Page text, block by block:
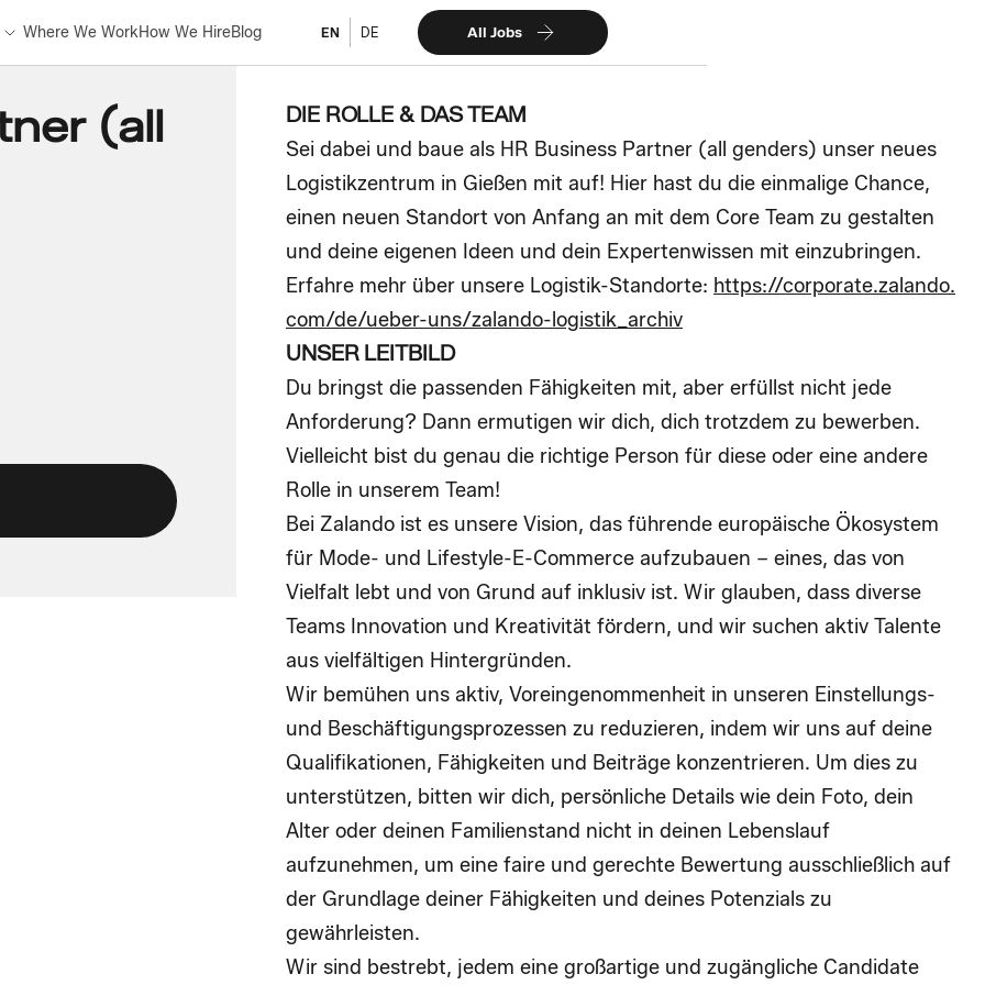
Where We WorkHow We HireBlog EN DE All Jobs
(all
DIE ROLLE & DAS TEAM
Sei dabei und baue als HR Business Partner (all genders) unser neues
Logistikzentrum in Gießen mit auf! Hier hast du die einmalige Chance,
einen neuen Standort von Anfang an mit dem Core Team zu gestalten
und deine eigenen Ideen und dein Expertenwissen mit einzubringen.
Erfahre mehr über unsere Logistik-Standorte: https://corporate.zalando.
com/de/ueber-uns/zalando-logistik_archiv
UNSER LEITBILD
Du bringst die passenden Fähigkeiten mit, aber erfüllst nicht jede
Anforderung? Dann ermutigen wir dich, dich trotzdem zu bewerben.
Vielleicht bist du genau die richtige Person für diese oder eine andere
Rolle in unserem Team!
Bei Zalando ist es unsere Vision, das führende europäische Ökosystem
für Mode- und Lifestyle-E-Commerce aufzubauen – eines, das von
Vielfalt lebt und von Grund auf inklusiv ist. Wir glauben, dass diverse
Teams Innovation und Kreativität fördern, und wir suchen aktiv Talente
aus vielfältigen Hintergründen.
Wir bemühen uns aktiv, Voreingenommenheit in unseren Einstellungs-
und Beschäftigungsprozessen zu reduzieren, indem wir uns auf deine
Qualifikationen, Fähigkeiten und Beiträge konzentrieren. Um dies zu
unterstützen, bitten wir dich, persönliche Details wie dein Foto, dein
Alter oder deinen Familienstand nicht in deinen Lebenslauf
aufzunehmen, um eine faire und gerechte Bewertung ausschließlich auf
der Grundlage deiner Fähigkeiten und deines Potenzials zu
gewährleisten.
Wir sind bestrebt, jedem eine großartige und zugängliche Candidate